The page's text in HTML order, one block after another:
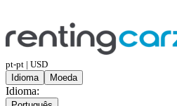
pt-pt | USD
Idioma
Moeda
Idioma: